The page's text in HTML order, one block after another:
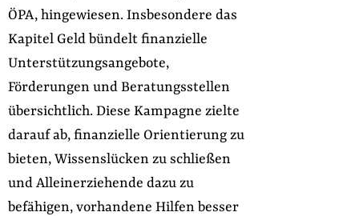
ÖPA, hingewiesen. Insbesondere das
Kapitel Geld bündelt finanzielle
Unterstützungsangebote,
Förderungen und Beratungsstellen
übersichtlich. Diese Kampagne zielte
darauf ab, finanzielle Orientierung zu
bieten, Wissenslücken zu schließen
und Alleinerziehende dazu zu
befähigen, vorhandene Hilfen besser